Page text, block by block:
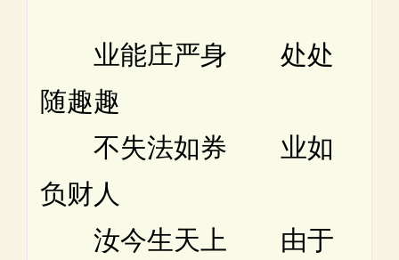
业能庄严身 处处
随趣趣
不失法如券 业如
负财人
汝今生天上 由于